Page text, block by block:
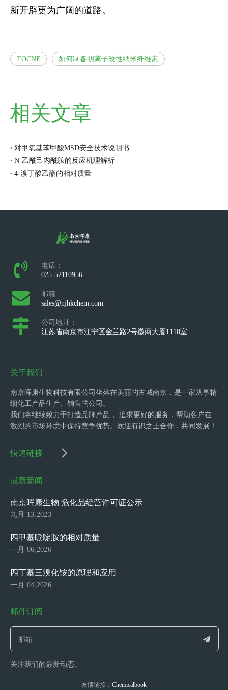
新开辟更为广阔的道路。
TOCNF 如何制备阴离子改性纳米纤维素
相关文章
对甲氧基苯甲酸MSD安全技术说明书
N-乙酰己内酰胺的反应机理解析
4-溴丁酸乙酯的相对质量
电话：
025-52110956
邮箱:
sales@njhkchem.com
公司地址：
江苏省南京市江宁区金兰路2号徽商大厦1110室
关于我们
南京晖康生物科技有限公司坐落在美丽的古城南京，是一家从事精
细化工产品生产、销售的公司。
我们将继续致力于打造品牌产品， 追求更好的服务，帮助客户在
激烈的市场环境中保持竞争优势。欢迎有识之士合作，共同发展！
快速链接
最新新闻
南京晖康生物 危化品经营许可证公示
九月 13,2023
四甲基哌啶胺的相对质量
一月 06,2026
四丁基三溴化铵的原理和应用
一月 04,2026
邮件订阅
关注我们的最新动态。
友情链接： Chemicalbook